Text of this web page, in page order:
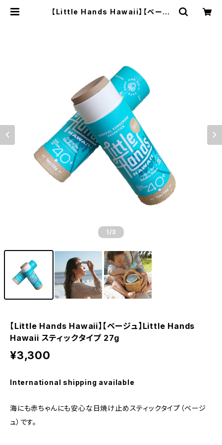
【Little Hands Hawaii】【ベージ
1 /3
【Little Hands Hawaii】【ベージュ】Little Hands
Hawaii スティックタイプ 27g
¥3,300
International shipping available
海にも赤ちゃんにも安心な日焼け止めスティックタイプ（ベージ
ュ）です。